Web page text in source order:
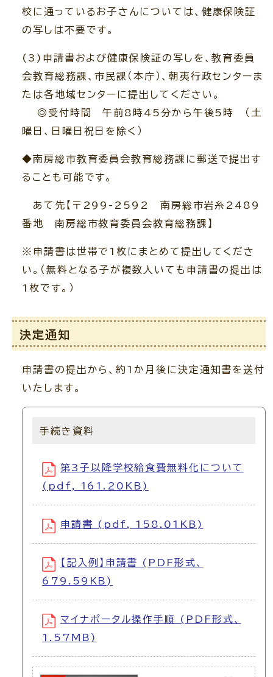
校に通っているお子さんについては、健康保険証
の写しは不要です。
(3)申請書および健康保険証の写しを、教育委員
会教育総務課、市民課（本庁）、朝夷行政センターま
たは各地域センターに提出してください。
◎受付時間 午前8時45分から午後5時 （土
曜日、日曜日祝日を除く）
◆南房総市教育委員会教育総務課に郵送で提出す
ることも可能です。
あて先【〒299-2592 南房総市岩糸2489
番地 南房総市教育委員会教育総務課】
※申請書は世帯で1枚にまとめて提出してくださ
い。（無料となる子が複数人いても申請書の提出は
1枚です。）
決定通知
申請書の提出から、約1か月後に決定通知書を送付
いたします。
手続き資料
第3子以降学校給食費無料化について
(pdf, 161.20KB)
申請書 (pdf, 158.01KB)
【記入例】申請書 (PDF形式、
679.59KB)
マイナポータル操作手順 (PDF形式、
1.57MB)